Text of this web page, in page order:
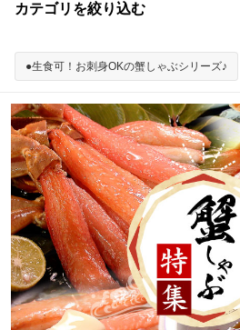
カテゴリを絞り込む
●生食可！お刺身OKの蟹しゃぶシリーズ♪